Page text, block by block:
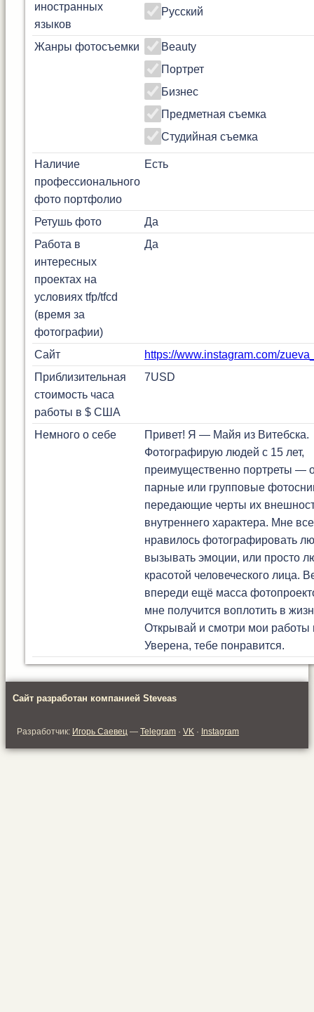
иностранных
языков
Русский
Жанры фотосъемки
Beauty
Портрет
Бизнес
Предметная съемка
Студийная съемка
Наличие
профессионального
фото портфолио
Есть
Ретушь фото
Да
Работа в
интересных
проектах на
условиях tfp/tfcd
(время за
фотографии)
Да
Сайт
https://www.instagram.com/
Приблизительная
стоимость часа
работы в $ США
7USD
Немного о себе
Привет! Я — Майя из Витебска.
Фотографирую людей с 15 лет,
преимущественно портреты —
парные или групповые
передающие черты их
внутреннего характера. Мне
нравилось фотографировать
вызывать эмоции, или просто
красотой человеческого лица.
впереди ещё масса
мне получится воплотить в
Открывай и смотри мои работы
Уверена, тебе понравится.
Сайт разработан компанией Steveas
Разработчик: Игорь Саевец — Telegram · VK · Instagram